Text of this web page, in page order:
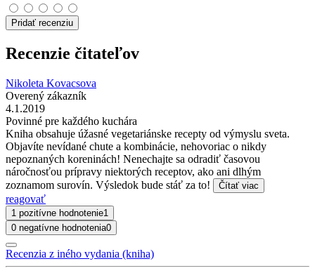
Pridať recenziu
Recenzie čitateľov
Nikoleta Kovacsova
Overený zákazník
4.1.2019
Povinné pre každého kuchára
Kniha obsahuje úžasné vegetariánske recepty od výmyslu sveta.
Objavíte nevídané chute a kombinácie, nehovoriac o nikdy
nepoznaných koreninách! Nenechajte sa odradiť časovou
náročnosťou prípravy niektorých receptov, ako ani dlhým
zoznamom surovín. Výsledok bude stáť za to!
Čítať viac
reagovať
1 pozitívne hodnotenie1
0 negatívne hodnotenia0
Recenzia z iného vydania (kniha)